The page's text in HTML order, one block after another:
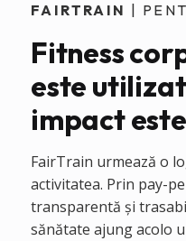
FAIRTRAIN |
Fitness
este
impact
FairTrain urmează o
activitatea. Prin pay-
transparentă și
sănătate ajung acolo